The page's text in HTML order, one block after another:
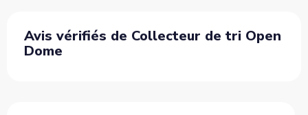
Avis vérifiés de Collecteur de tri Open
Dome